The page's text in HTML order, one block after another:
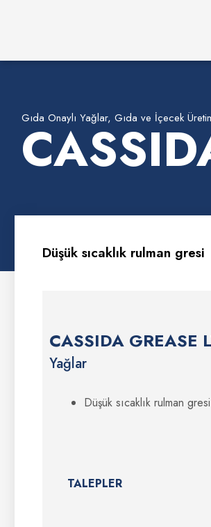
Gıda Onaylı Yağlar, Gıda ve İçecek
Düşük sıcaklık rulman gresi
CASSIDA GREASE
Yağlar
Düşük sıcaklık rulman gresi
TALEPLER